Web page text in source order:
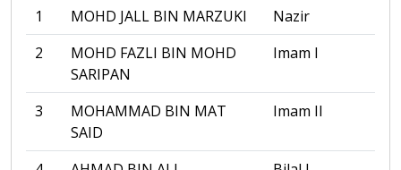
1
MOHD JALL BIN MARZUKI
Nazir
2
MOHD FAZLI BIN MOHD
SARIPAN
Imam I
3
MOHAMMAD BIN MAT
SAID
Imam II